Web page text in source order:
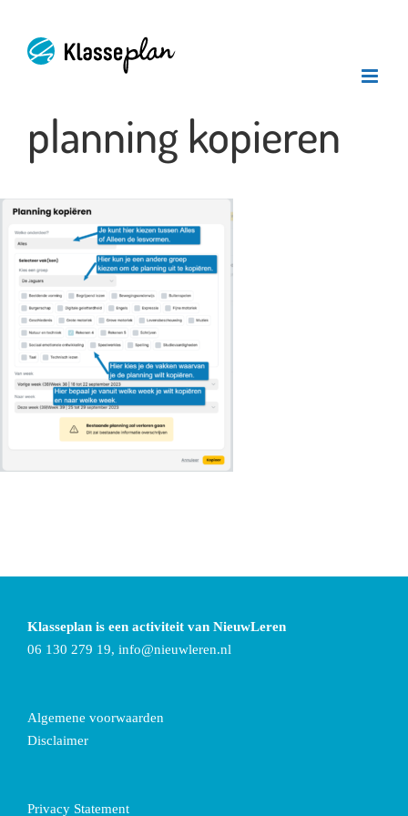
inhoud
planning kopieren
Klasseplan is een activiteit van NieuwLeren
06 130 279 19, info@nieuwleren.nl
Algemene voorwaarden
Disclaimer
Privacy Statement